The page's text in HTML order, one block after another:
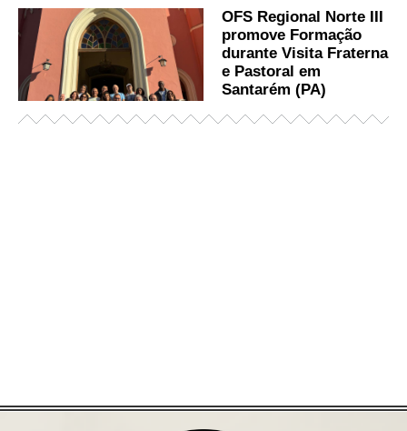
OFS Regional Norte III
promove Formação
durante Visita Fraterna
e Pastoral em
Santarém (PA)